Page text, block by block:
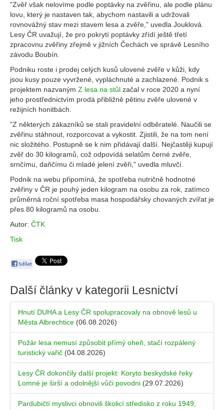
"Zvěř však nelovíme podle poptávky na zvěřinu, ale podle plánu
lovu, který je nastaven tak, abychom nastavili a udržovali
rovnovážný stav mezi stavem lesa a zvěře," uvedla Jouklová.
Lesy ČR uvažují, že pro pokrytí poptávky zřídí ještě třetí
zpracovnu zvěřiny zřejmě v jižních Čechách ve správě Lesního
závodu Boubín.
Podniku roste i prodej celých kusů ulovené zvěře v kůži, kdy
jsou kusy pouze vyvržené, vypláchnuté a zachlazené. Podnik s
projektem nazvaným Z lesa na stůl začal v roce 2020 a nyní
jeho prostřednictvím prodá přibližně pětinu zvěře ulovené v
režijních honitbách.
"Z některých zákazníků se stali pravidelní odběratelé. Naučili se
zvěřinu stáhnout, rozporcovat a vykostit. Zjistili, že na tom není
nic složitého. Postupně se k nim přidávají další. Nejčastěji kupují
zvěř do 30 kilogramů, což odpovídá selatům černé zvěře,
srnčímu, daňčímu či mladé jelení zvěři," uvedla mluvčí.
Podnik na webu připomíná, že spotřeba nutričně hodnotné
zvěřiny v ČR je pouhý jeden kilogram na osobu za rok, zatímco
průměrná roční spotřeba masa hospodářsky chovaných zvířat je
přes 80 kilogramů na osobu.
Autor: ČTK
Tisk
Další články v kategorii Lesnictví
Hnutí DUHA a Lesy ČR spolupracovaly na obnově lesů u
Města Albrechtice (06.08.2026)
Požár lesa nemusí způsobit přímý oheň, stačí rozpálený
turistický vařič (04.08.2026)
Lesy ČR dokončily další projekt: Koryto beskydské řeky
Lomné je širší a odolnější vůči povodni (29.07.2026)
Pardubičtí myslivci obnovili školicí středisko z roku 1949,